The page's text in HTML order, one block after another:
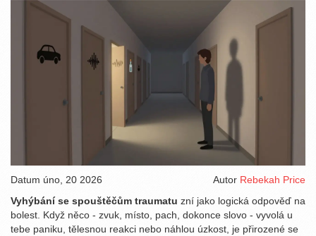
Datum úno, 20 2026 Autor Rebekah Price
Vyhýbání se spouštěčům traumatu zní jako logická odpověď na
bolest. Když něco - zvuk, místo, pach, dokonce slovo - vyvolá u
tebe paniku, tělesnou reakci nebo náhlou úzkost, je přirozené se